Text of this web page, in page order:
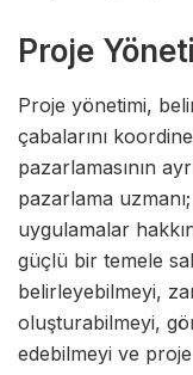
Proje
Proje yönetimi,
çabalarını
pazarlamasının
pazarlama
uygulamalar
güçlü bir temele
belirleyebilmeyi,
oluşturabilmeyi,
edebilmeyi ve